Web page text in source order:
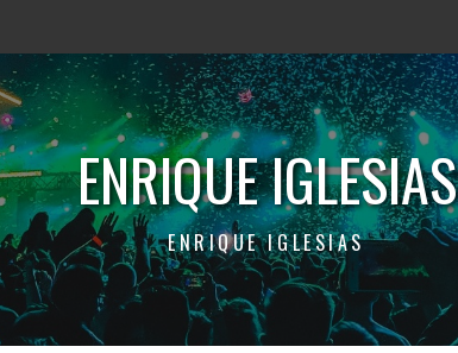
ENRIQUE IGLESIAS
ENRIQUE IGLESIAS